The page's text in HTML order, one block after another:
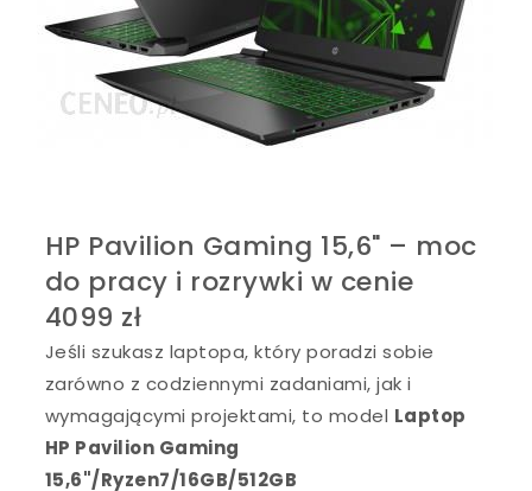
HP Pavilion Gaming 15,6" – moc
do pracy i rozrywki w cenie
4099 zł
Jeśli szukasz laptopa, który poradzi sobie
zarówno z codziennymi zadaniami, jak i
wymagającymi projektami, to model Laptop
HP Pavilion Gaming
15,6"/Ryzen7/16GB/512GB